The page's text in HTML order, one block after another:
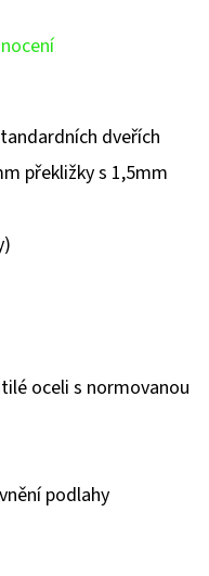
dveřích
překližky s 1,5mm
oceli s normovanou
podlahy